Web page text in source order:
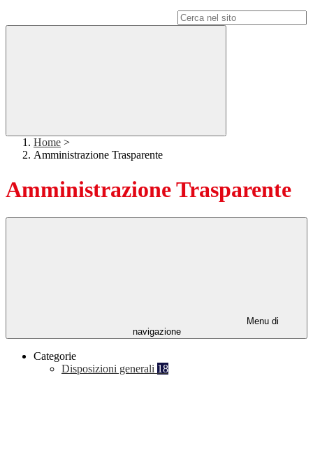
Home >
Amministrazione Trasparente
Amministrazione Trasparente
Menu di
navigazione
Categorie
Disposizioni generali 18